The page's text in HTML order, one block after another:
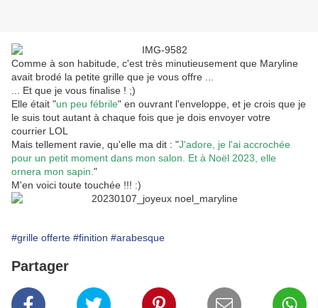
Comme à son habitude, c'est très minutieusement que Maryline
avait brodé la petite grille que je vous offre ...
... Et que je vous finalise ! ;)
Elle était "un peu fébrile" en ouvrant l'enveloppe, et je crois que je
le suis tout autant à chaque fois que je dois envoyer votre
courrier LOL
Mais tellement ravie, qu'elle ma dit : "J'adore, je l'ai accrochée
pour un petit moment dans mon salon. Et à Noël 2023, elle
ornera mon sapin. "
M'en voici toute touchée !!! :)
#grille offerte #finition #arabesque
Partager